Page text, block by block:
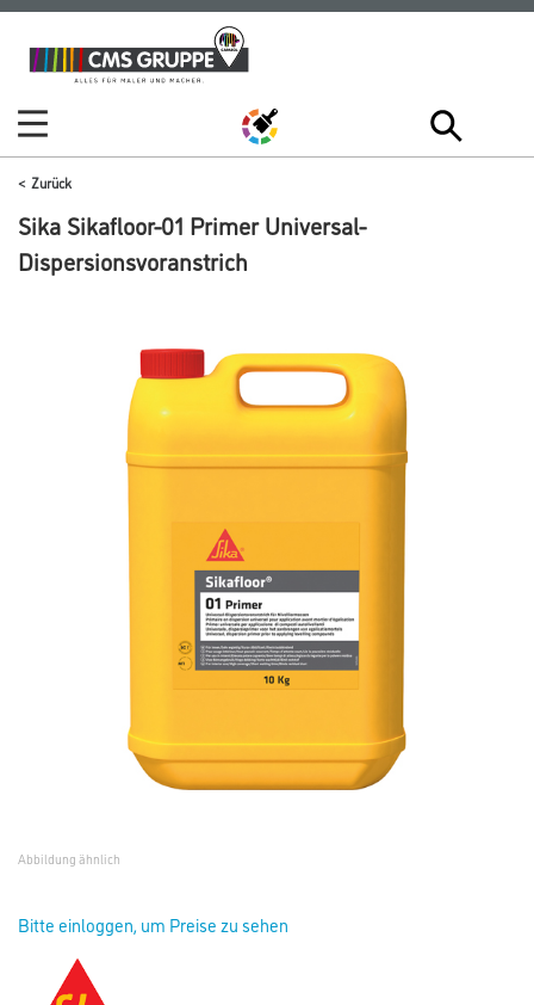
Zum
Inhalt
Zum
Navigationsmenü
Zurück
Sika Sikafloor-01 Primer Universal-
Dispersionsvoranstrich
Abbildung ähnlich
Bitte einloggen, um Preise zu sehen